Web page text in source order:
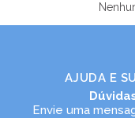
AJUDA E
Envie uma